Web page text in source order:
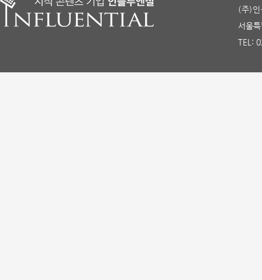
(주)
서울
TEL: